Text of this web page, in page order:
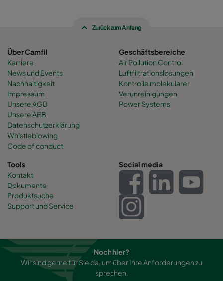
Zurück zum Anfang
Über Camfil
Karriere
News und Events
Nachhaltigkeit
Impressum
Unsere AGB
Unsere AEB
Datenschutzerklärung
Whistleblowing
Code of conduct
Geschäftsbereiche
Air Pollution Control
Luftfiltrationslösungen
Kontrolle molekularer
Verunreinigungen
Power Systems
Tools
Kontakt
Dokumente
Produktsuche
Support und Service
Social media
Noch hier?
Wir sind gerne für Sie da, um über Ihre Anforderungen zu
sprechen.